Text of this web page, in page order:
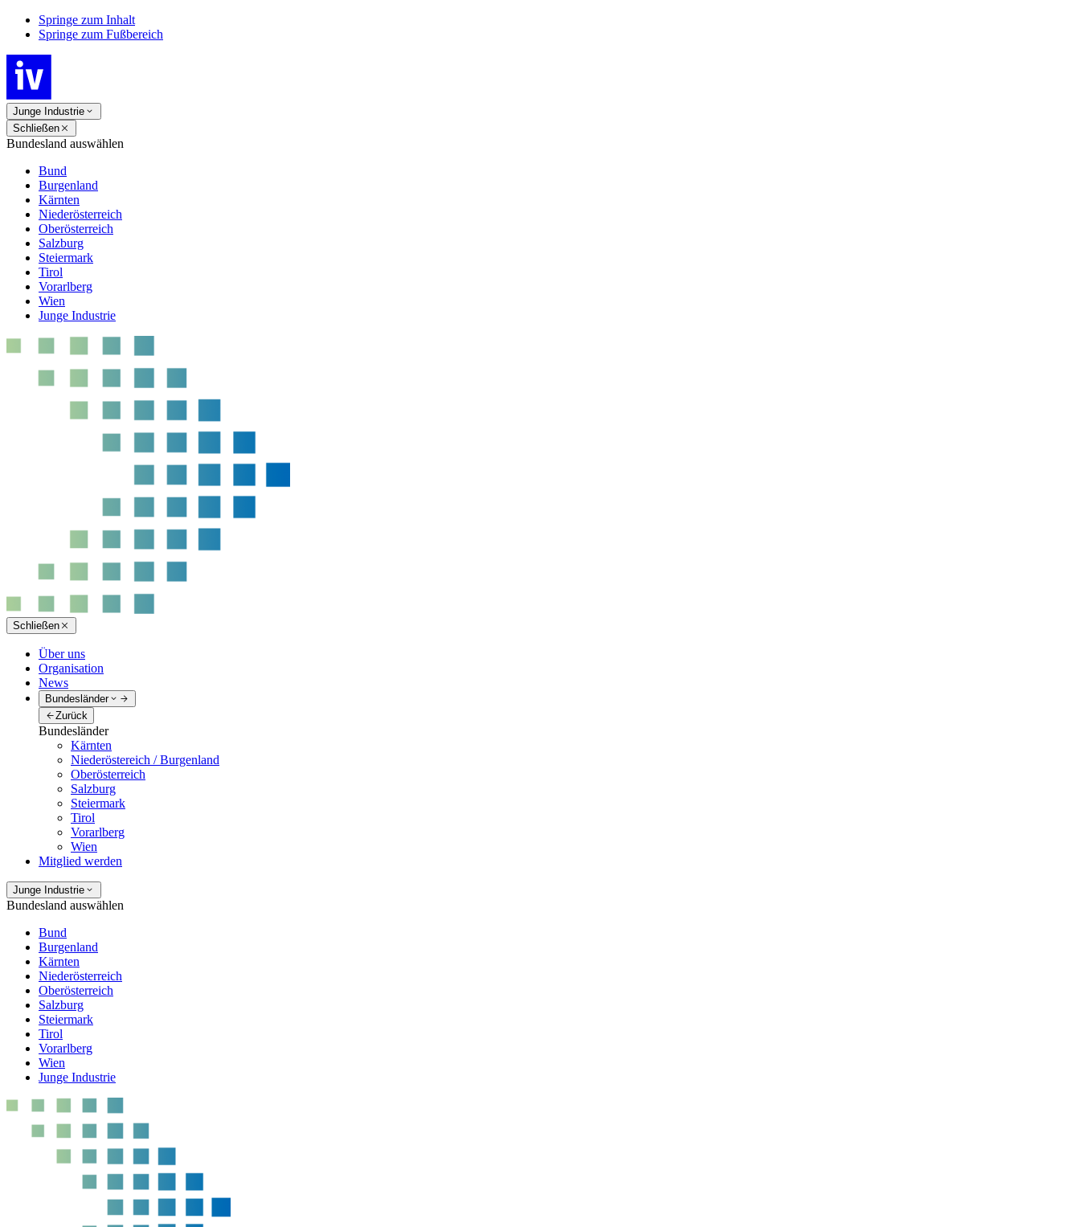
Springe zum Inhalt
Springe zum Fußbereich
Junge Industrie
Schließen
Bundesland auswählen
Bund
Burgenland
Kärnten
Niederösterreich
Oberösterreich
Salzburg
Steiermark
Tirol
Vorarlberg
Wien
Junge Industrie
Schließen
Über uns
Organisation
News
Bundesländer
Zurück
Bundesländer
Kärnten
Niederöstereich / Burgenland
Oberösterreich
Salzburg
Steiermark
Tirol
Vorarlberg
Wien
Mitglied werden
Junge Industrie
Bundesland auswählen
Bund
Burgenland
Kärnten
Niederösterreich
Oberösterreich
Salzburg
Steiermark
Tirol
Vorarlberg
Wien
Junge Industrie